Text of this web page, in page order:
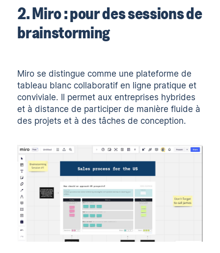
2. Miro : pour des sessions de
brainstorming
Miro se distingue comme une plateforme de
tableau blanc collaboratif en ligne pratique et
conviviale. Il permet aux entreprises hybrides
et à distance de participer de manière fluide à
des projets et à des tâches de conception.